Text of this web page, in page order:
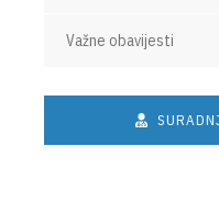
Važne obavijesti